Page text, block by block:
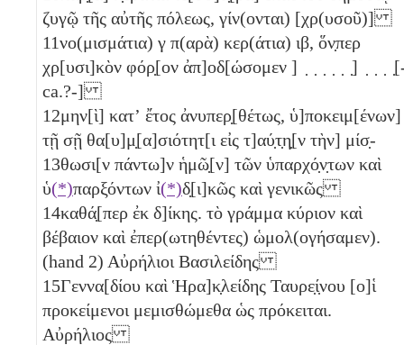
ζυγῷ τῆς αὐτῆς πόλεως, γίν(ονται) [χρ(υσοῦ)]
11νο(μισμάτια) γ π(αρὰ) κερ(άτια) ιβ, ὅν̣περ
χρ[υσι]κὸν φόρ̣[ον ἀπ]οδ[ώσομεν ] ̣ ̣ ̣ ̣ ̣ ̣]
ca.?-]
12μην[ὶ] κατʼ ἔτος ἀνυπερ̣[θέτως, ὑ]ποκειμ[ένων]
τῇ σῇ θα[υ]μ̣[α]σιότητ[ι εἰς τ]αύ̣τ̣η̣[ν τὴν] μίσ̣-
13θωσι[ν πάντω]ν ἡμῶ̣[ν] τῶν ὑπαρχό̣ν̣των καὶ
ὑ(*)παρξόντων ἰ(*)δ̣[ι]κῶς καὶ γενικῶς
14καθά̣[περ ἐκ δ]ίκης. τὸ γράμμα κύριον καὶ
βέβαιον καὶ ἐπερ(ωτηθέντες) ὡμολ(ογήσαμεν).
(hand 2) Αὐρήλιοι Βασιλείδης
15Γεννα[δίου καὶ Ἡρα]κ̣λείδης Ταυρε̣ί̣νου [ο]ἱ
προκείμενοι μεμισθώμεθα ὡς πρόκειται.
Αὐρήλιος